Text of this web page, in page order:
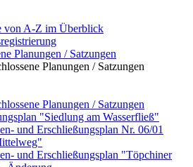
von A-Z im Überblick
Planungen / Satzungen
Planungen / Satzungen
Planungen / Satzungen
"Siedlung am Wasserfließ"
und Erschließungsplan Nr. 06/01
und Erschließungsplan "Töpchiner